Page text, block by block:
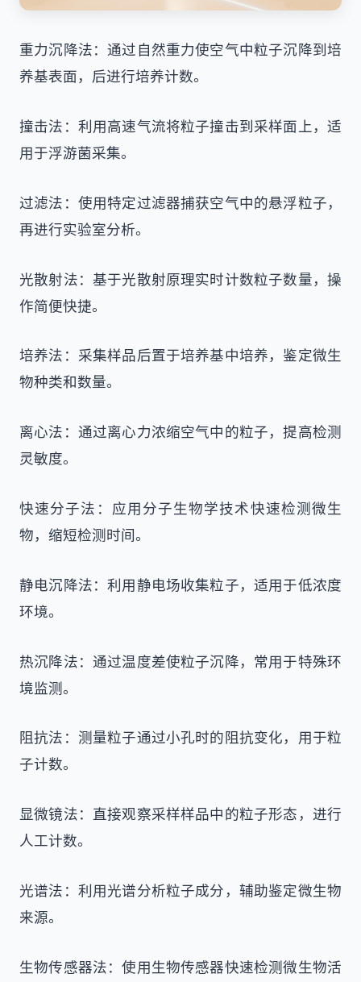
重力沉降法：通过自然重力使空气中粒子沉降到培
养基表面，后进行培养计数。
撞击法：利用高速气流将粒子撞击到采样面上，适
用于浮游菌采集。
过滤法：使用特定过滤器捕获空气中的悬浮粒子，
再进行实验室分析。
光散射法：基于光散射原理实时计数粒子数量，操
作简便快捷。
培养法：采集样品后置于培养基中培养，鉴定微生
物种类和数量。
离心法：通过离心力浓缩空气中的粒子，提高检测
灵敏度。
快速分子法：应用分子生物学技术快速检测微生
物，缩短检测时间。
静电沉降法：利用静电场收集粒子，适用于低浓度
环境。
热沉降法：通过温度差使粒子沉降，常用于特殊环
境监测。
阻抗法：测量粒子通过小孔时的阻抗变化，用于粒
子计数。
显微镜法：直接观察采样样品中的粒子形态，进行
人工计数。
光谱法：利用光谱分析粒子成分，辅助鉴定微生物
来源。
生物传感器法：使用生物传感器快速检测微生物活